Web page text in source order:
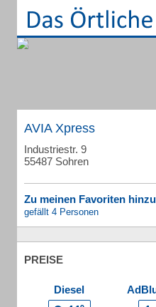
AVIA Xpress
Industriestr. 9
55487 Sohren
Zu meinen Favoriten
gefällt 4 Personen
PREISE
Diesel